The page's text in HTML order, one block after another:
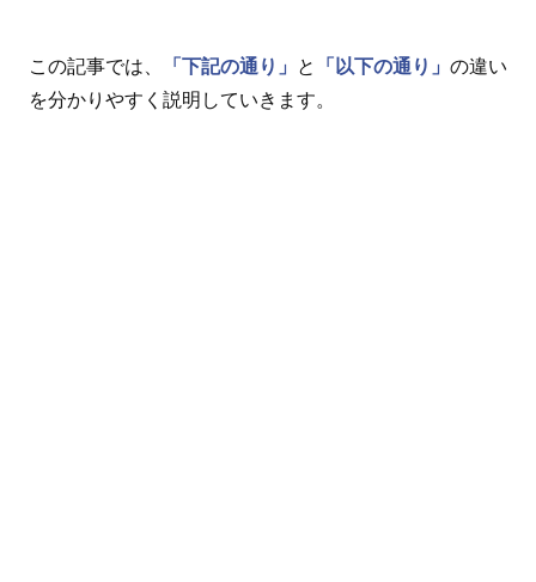
この記事では、 「下記の通り」 と 「以下の通り」 の違い
を分かりやすく説明していきます。